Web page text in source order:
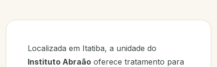
Localizada em Itatiba, a unidade do
Instituto Abraão oferece tratamento para